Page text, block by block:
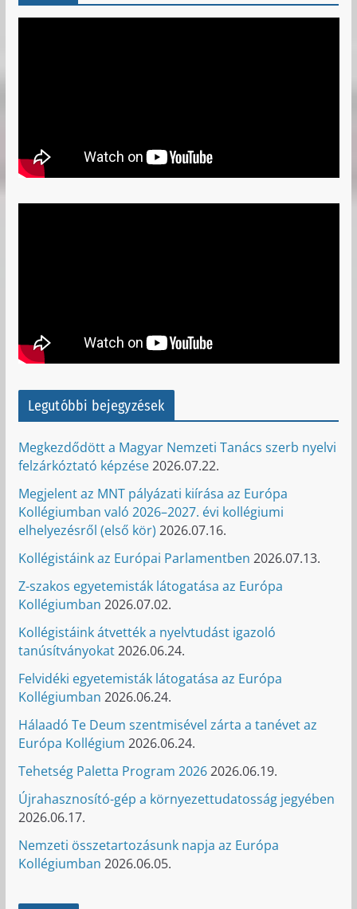
Legutóbbi bejegyzések
Megkezdődött a Magyar Nemzeti Tanács szerb nyelvi
felzárkóztató képzése2026.07.22.
Megjelent az MNT pályázati kiírása az Európa
Kollégiumban való 2026–2027. évi kollégiumi
elhelyezésről (első kör) 2026.07.16.
Kollégistáink az Európai Parlamentben 2026.07.13.
Z-szakos egyetemisták látogatása az Európa
Kollégiumban 2026.07.02.
Kollégistáink átvették a nyelvtudást igazoló
tanúsítványokat2026.06.24.
Felvidéki egyetemisták látogatása az Európa
Kollégiumban 2026.06.24.
Hálaadó Te Deum szentmisével zárta a tanévet az
Európa Kollégium 2026.06.24.
Tehetség Paletta Program 20262026.06.19.
Újrahasznosító-gép a környezettudatosság jegyében
2026.06.17.
Nemzeti összetartozásunk napja az Európa
Kollégiumban 2026.06.05.